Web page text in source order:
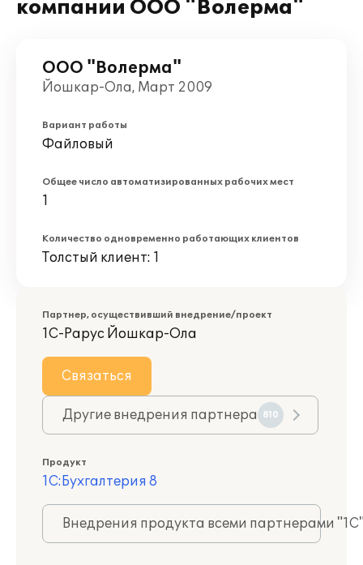
компании ООО "Волерма"
ООО "Волерма"
Йошкар-Ола, Март 2009
Вариант работы
Файловый
Общее число автоматизированных рабочих мест
1
Количество одновременно работающих клиентов
Толстый клиент: 1
Партнер, осуществивший внедрение/проект
1С-Рарус Йошкар-Ола
Связаться
Другие внедрения партнера 810
Продукт
1С:Бухгалтерия 8
Внедрения продукта всеми партнерами